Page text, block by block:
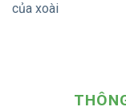
của xoài